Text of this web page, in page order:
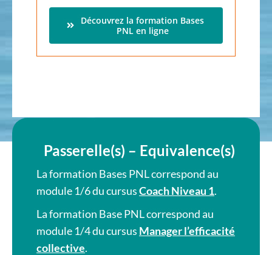
Découvrez la formation Bases
PNL en ligne
Passerelle(s) – Equivalence(s)
La formation Bases PNL correspond au
module 1/6 du cursusCoach Niveau 1.
La formation Base PNL correspond au
module 1/4 du cursus Manager l’efficacité
collective.